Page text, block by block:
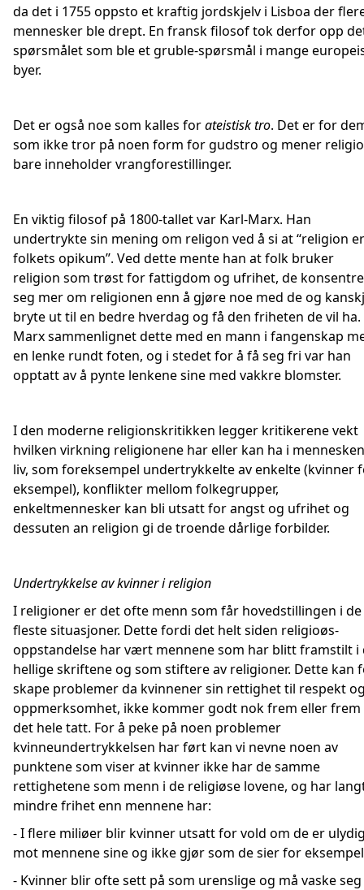
da det i 1755 oppsto et kraftig jordskjelv i Lisboa der
mennesker ble drept. En fransk filosof tok derfor opp
spørsmålet som ble et gruble-spørsmål i mange
byer.
Det er også noe som kalles forateistisk tro. Det er for
som ikke tror på noen form for gudstro og mener
bare inneholder vrangforestillinger.
En viktig filosof på 1800-tallet var Karl-Marx. Han
undertrykte sin mening om religon ved å si at ‘‘religion er
folkets opikum’’. Ved dette mente han at folk bruker
religion som trøst for fattigdom og ufrihet, de
seg mer om religionen enn å gjøre noe med de og
bryte ut til en bedre hverdag og få den friheten de vil ha.
Marx sammenlignet dette med en mann i fangenskap
en lenke rundt foten, og i stedet for å få seg fri var han
opptatt av å pynte lenkene sine med vakkre blomster.
I den moderne religionskritikken legger kritikerene vekt
hvilken virkning religionene har eller kan ha i
liv, som foreksempel undertrykkelte av enkelte (kvinner
eksempel), konflikter mellom folkegrupper,
enkeltmennesker kan bli utsatt for angst og ufrihet og
dessuten an religion gi de troende dårlige forbilder.
Undertrykkelse av kvinner i religion
I religioner er det ofte menn som får hovedstillingen i de
fleste situasjoner. Dette fordi det helt siden religioøs-
oppstandelse har vært mennene som har blitt framstilt i
hellige skriftene og som stiftere av religioner. Dette kan
skape problemer da kvinnener sin rettighet til respekt
oppmerksomhet, ikke kommer godt nok frem eller frem
det hele tatt. For å peke på noen problemer
kvinneundertrykkelsen har ført kan vi nevne noen av
punktene som viser at kvinner ikke har de samme
rettighetene som menn i de religiøse lovene, og har
mindre frihet enn mennene har:
- I flere miliøer blir kvinner utsatt for vold om de er
mot mennene sine og ikke gjør som de sier for
- Kvinner blir ofte sett på som urenslige og må vaske seg